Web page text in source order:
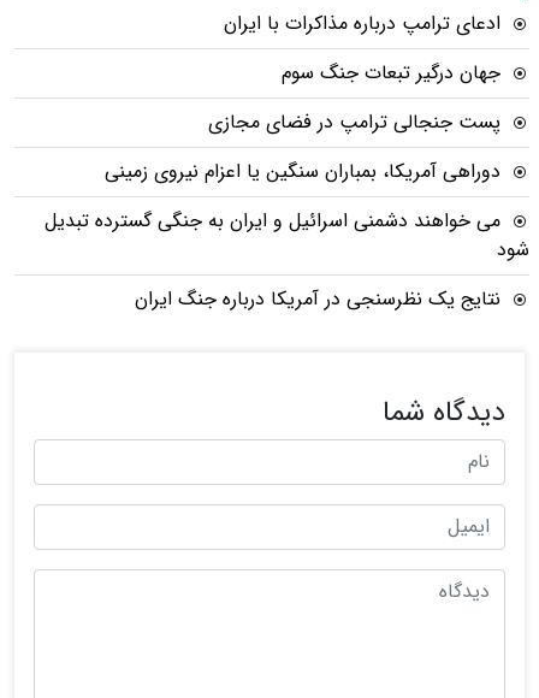
ادعای ترامپ درباره مذاکرات با ایران
جهان درگیر تبعات جنگ سوم
پست جنجالی ترامپ در فضای مجازی
دوراهی آمریکا، بمباران سنگین یا اعزام نیروی زمینی
می خواهند دشمنی اسرائیل و ایران به جنگی گسترده تبدیل
شود
نتایج یک نظرسنجی در آمریکا درباره جنگ ایران
دیدگاه شما